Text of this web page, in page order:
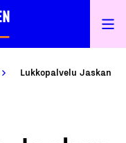
Lukkopalvelu Jaskan